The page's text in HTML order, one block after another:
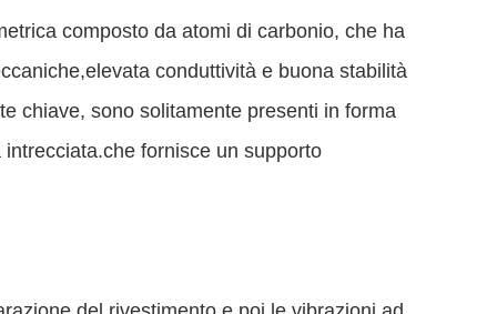
composto da atomi di carbonio, che ha
conduttività e buona stabilità
chiave, sono solitamente presenti in forma
fornisce un supporto